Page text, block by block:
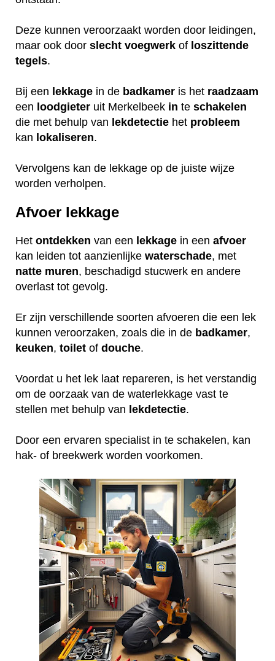
Deze kunnen veroorzaakt worden door leidingen,
maar ook door slecht voegwerk of loszittende
tegels.
Bij een lekkage in de badkamer is het raadzaam
een loodgieter uit Merkelbeek in te schakelen
die met behulp van lekdetectie het probleem
kan lokaliseren.
Vervolgens kan de lekkage op de juiste wijze
worden verholpen.
Afvoer lekkage
Het ontdekken van een lekkage in een afvoer
kan leiden tot aanzienlijke waterschade, met
natte muren, beschadigd stucwerk en andere
overlast tot gevolg.
Er zijn verschillende soorten afvoeren die een lek
kunnen veroorzaken, zoals die in de badkamer,
keuken, toilet of douche.
Voordat u het lek laat repareren, is het verstandig
om de oorzaak van de waterlekkage vast te
stellen met behulp van lekdetectie.
Door een ervaren specialist in te schakelen, kan
hak- of breekwerk worden voorkomen.